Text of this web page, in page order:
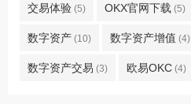
交易体验 (5) OKX官网下载 (5)
数字资产 (10) 数字资产增值 (4)
数字资产交易 (3) 欧易OKC (4)